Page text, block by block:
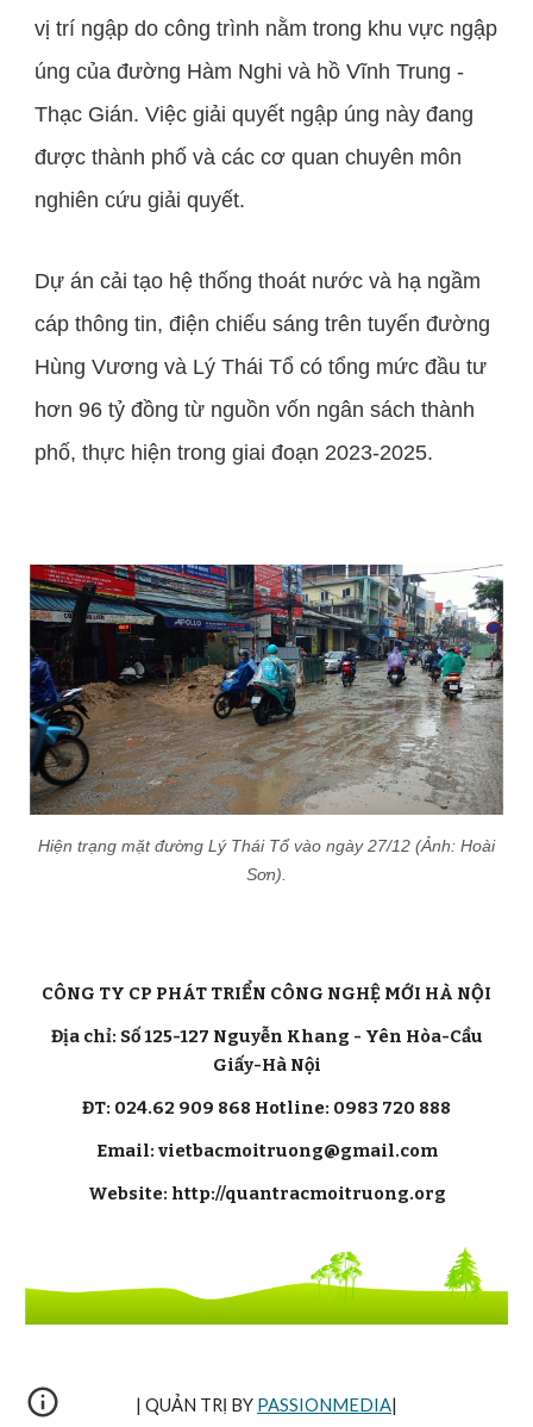
vị trí ngập do công trình nằm trong khu vực ngập
úng của đường Hàm Nghi và hồ Vĩnh Trung -
Thạc Gián. Việc giải quyết ngập úng này đang
được thành phố và các cơ quan chuyên môn
nghiên cứu giải quyết.
Dự án cải tạo hệ thống thoát nước và hạ ngầm
cáp thông tin, điện chiếu sáng trên tuyến đường
Hùng Vương và Lý Thái Tổ có tổng mức đầu tư
hơn 96 tỷ đồng từ nguồn vốn ngân sách thành
phố, thực hiện trong giai đoạn 2023-2025.
Hiện trạng mặt đường Lý Thái Tổ vào ngày 27/12 (Ảnh: Hoài
Sơn).
CÔNG TY CP PHÁT TRIỂN CÔNG NGHỆ MỚI HÀ NỘI
Địa chỉ: Số 125-127 Nguyễn Khang - Yên Hòa-Cầu
Giấy-Hà Nội
ĐT: 024.62 909 868 Hotline: 0983 720 888
Email: vietbacmoitruong@gmail.com
Website: http://quantracmoitruong.org
| QUẢN TRỊ BY PASSIONMEDIA|